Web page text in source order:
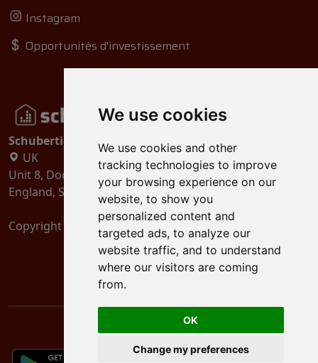
We use cookies
We use cookies and other
tracking technologies to improve
your browsing experience on our
website, to show you
personalized content and
targeted ads, to analyze our
website traffic, and to understand
where our visitors are coming
from.
OK
Change my preferences
Instagram
Opportunités d'investissement
Schubertiades, Ltd.
UK
Unit 8, Dock Offices, Surrey Quays Road, London
England, SE16 2XU
Copyright 2024 Schubertiades, Ltd.